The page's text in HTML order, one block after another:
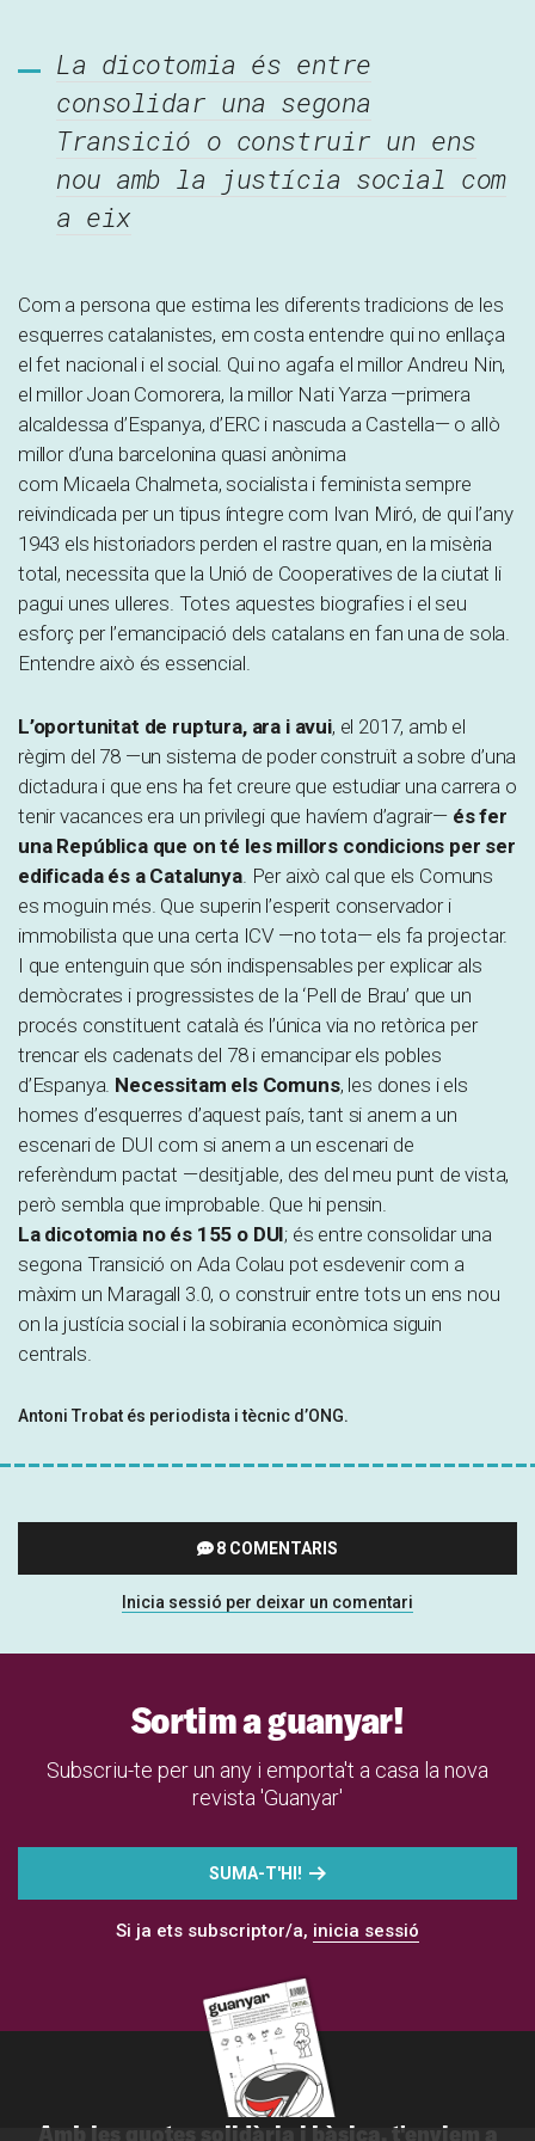
La dicotomia és entre
consolidar una segona
Transició o construir un ens
nou amb la justícia social com
a eix
Com a persona que estima les diferents tradicions de les
esquerres catalanistes, em costa entendre qui no enllaça
el fet nacional i el social. Qui no agafa el millor Andreu Nin,
el millor Joan Comorera, la millor Nati Yarza —primera
alcaldessa d’Espanya, d’ERC i nascuda a Castella— o allò
millor d’una barcelonina quasi anònima
com Micaela Chalmeta, socialista i feminista sempre
reivindicada per un tipus íntegre com Ivan Miró, de qui l’any
1943 els historiadors perden el rastre quan, en la misèria
total, necessita que la Unió de Cooperatives de la ciutat li
pagui unes ulleres. Totes aquestes biografies i el seu
esforç per l’emancipació dels catalans en fan una de sola.
Entendre això és essencial.
L’oportunitat de ruptura, ara i avui, el 2017, amb el
règim del 78 —un sistema de poder construït a sobre d’una
dictadura i que ens ha fet creure que estudiar una carrera o
tenir vacances era un privilegi que havíem d’agrair— és fer
una República que on té les millors condicions per ser
edificada és a Catalunya. Per això cal que els Comuns
es moguin més. Que superin l’esperit conservador i
immobilista que una certa ICV —no tota— els fa projectar.
I que entenguin que són indispensables per explicar als
demòcrates i progressistes de la ‘Pell de Brau’ que un
procés constituent català és l’única via no retòrica per
trencar els cadenats del 78 i emancipar els pobles
d’Espanya. Necessitam els Comuns, les dones i els
homes d’esquerres d’aquest país, tant si anem a un
escenari de DUI com si anem a un escenari de
referèndum pactat —desitjable, des del meu punt de vista,
però sembla que improbable. Que hi pensin.
La dicotomia no és 155 o DUI; és entre consolidar una
segona Transició on Ada Colau pot esdevenir com a
màxim un Maragall 3.0, o construir entre tots un ens nou
on la justícia social i la sobirania econòmica siguin
centrals.
Antoni Trobat és periodista i tècnic d’ONG.
8 COMENTARIS
Inicia sessió per deixar un comentari
Sortim a guanyar!
Subscriu-te per un any i emporta't a casa la nova
revista 'Guanyar'
SUMA-T'HI!
Si ja ets subscriptor/a, inicia sessió
Amb les quotes solidària i bàsica, t'enviem a